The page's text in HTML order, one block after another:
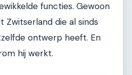
functies. Gewoon
Zwitserland die al sinds
ontwerp heeft. En
hij werkt.